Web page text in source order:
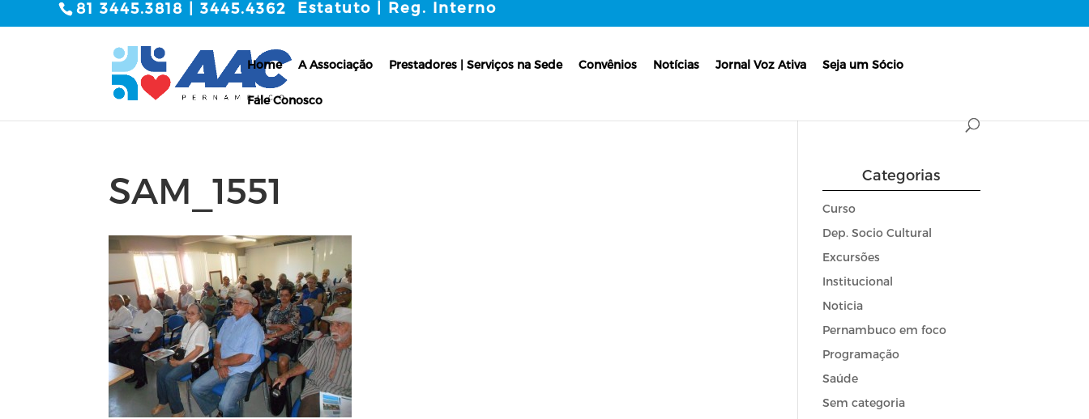
81 3445.3818 | 3445.4362 Estatuto | Reg. Interno
Home A Associação Prestadores | Serviços na Sede Convênios Notícias Jornal Voz Ativa Seja um Sócio
Fale Conosco
SAM_1551 Categorias
Curso
Dep. Socio Cultural
Excursões
Institucional
Noticia
Pernambuco em foco
Programação
Saúde
Sem categoria